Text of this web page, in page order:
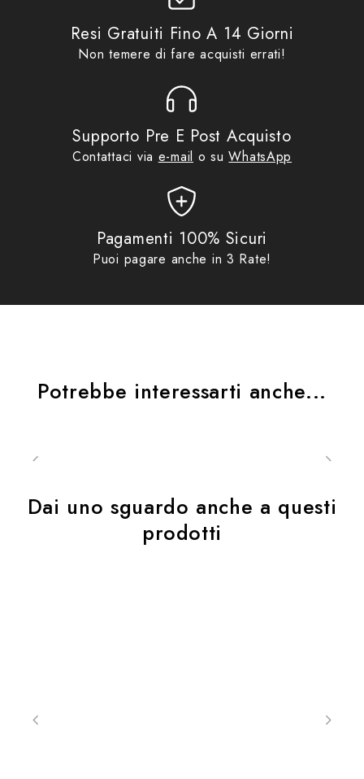
antipolling antimuffa
Passamontagna,Collare,Cappello"
Resi Gratuiti Fino A 14 Giorni
Non temere di fare acquisti errati!
Supporto Pre E Post Acquisto
Contattaci via e-mail o suWhatsApp
Pagamenti 100% Sicuri
Puoi pagare anche in 3 Rate!
Potrebbe interessarti anche...
Dai uno sguardo anche a questi
prodotti